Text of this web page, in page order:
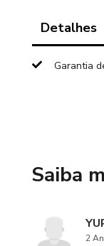
Detalhes
Garantia
Saiba
2